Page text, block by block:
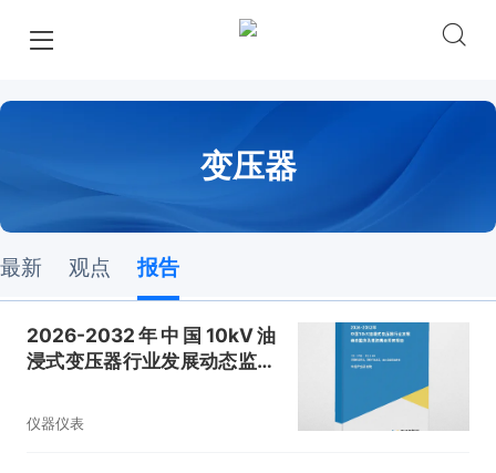
变压器
最新 观点 报告
2026-2032年中国10kV油
浸式变压器行业发展动态监测
仪器仪表